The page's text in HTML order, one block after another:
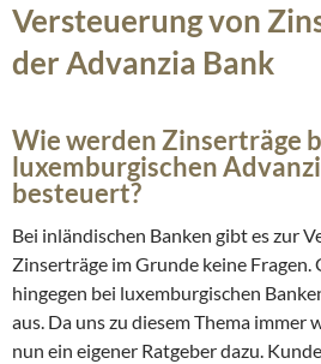
Versteuerung von
der Advanzia Bank
Wie werden Zinserträge
luxemburgischen
besteuert?
Bei inländischen Banken gibt es zur
Zinserträge im Grunde keine Fragen.
hingegen bei luxemburgischen
aus. Da uns zu diesem Thema immer
nun ein eigener Ratgeber dazu.